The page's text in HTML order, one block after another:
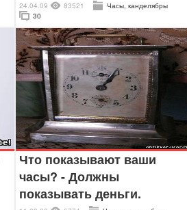
24.04.09 83521
Часы, канделябры
30
Что показывают ваши
часы? - Должны
показывать деньги.